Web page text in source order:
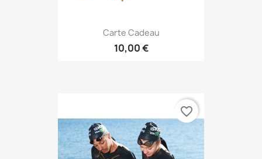
Carte Cadeau
10,00 €
favorite_border